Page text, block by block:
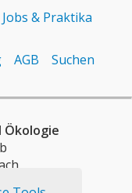
Jobs & Praktika
AGB Suchen